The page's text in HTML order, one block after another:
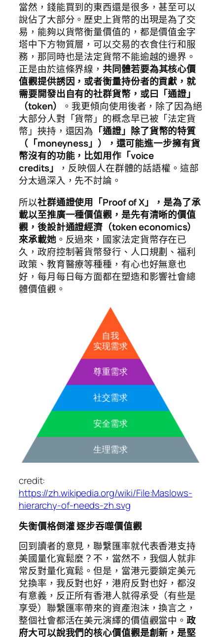
當然，錢能買到的東西還是很多，甚至可以
說佔了大部分。歷史上貨幣的出現是為了交
易，能夠以貨幣衡量價值的，都是價值金字
塔中下方物質層，可以交易的衣食住行和服
務，那同時也是法定貨幣不能逾越的邊界。
正是由於這條界線，共同體若要為其核心價
值觀提供誘因，或者衡量持份者的貢獻，就
需要開發出自有的社群貨幣，或曰「通證」
（token）
。我更傾向使用後者，除了因為絕
大部分人對「貨幣」的概念早已被「法定貨
幣」挾持，還因為 「通證」除了貨幣的特質
（「moneyness」），還可能進一步擁有貨
幣沒有的功能，比如用作「voice
credits」
，反映個人在群體的話語權。這部
分太過深入，先不討論。
所以社群通證使用「Proof of X」，是為了承
載以至推廣一種價值觀，是先有清晰的價值
觀，後設計通證經濟（token economics）
來承載她。反過來，國家法定貨幣存在已
久，政府控制著貨幣發行、人口規劃、福利
政策、教育醫療等種種，有心也好無意也
好，每月每日每方面都在塑造和影響社會總
體價值觀。
credit:
https://zh.wikipedia.org/wiki/File:Maslows-
hierarchy-of-needs-zh.svg
失衡價格倒灌 逐步吞噬價值觀
回到讀者的意見，聯繫匯率就代表香港支持
美國量化寬鬆麼？不，當然不，我個人就非
常反對量化寬鬆。但是，當港元要鎖定美元
兌換率，我反對也好，港府反對也好，都沒
有意義，反正所有香港人就得承受（有些是
享受）聯繫匯率帶來的資產泡沫，換言之，
整個社會都活在美元演繹的價值觀當中。政
府大可以說我們的核心價值觀是創新，是堅